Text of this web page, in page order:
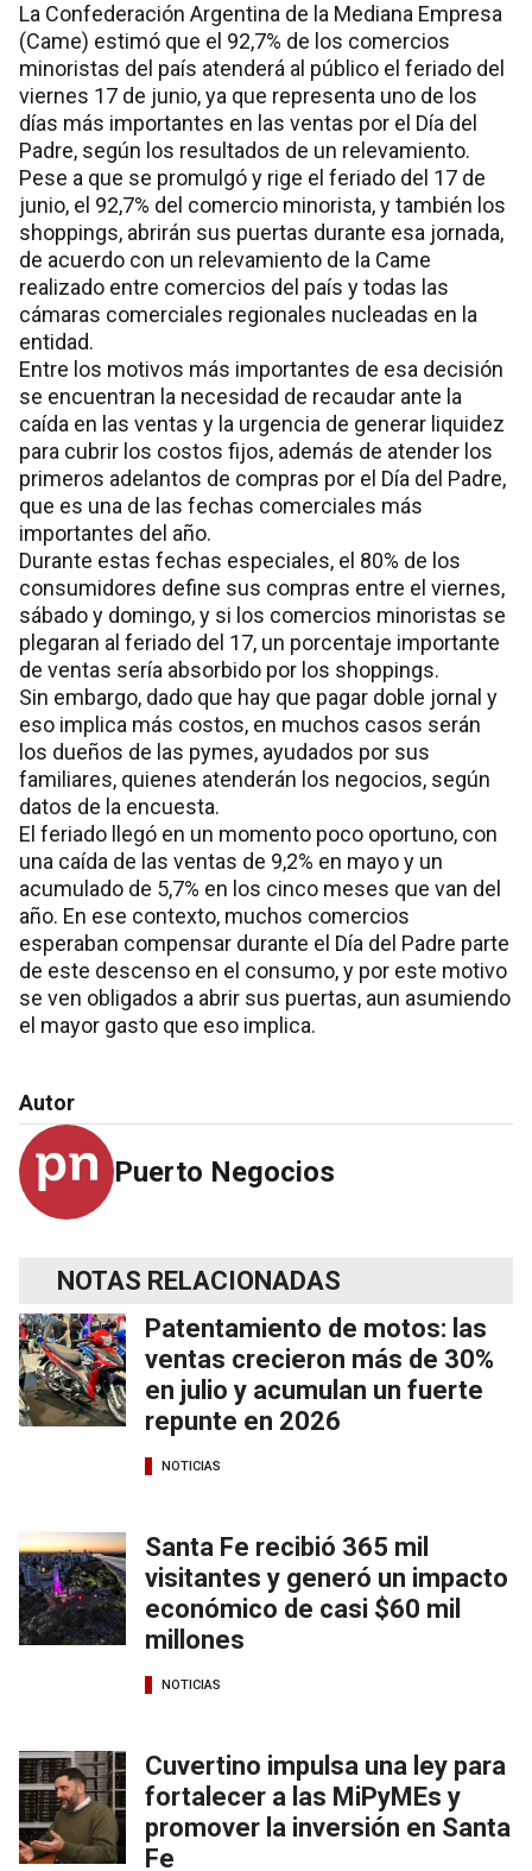
La Confederación Argentina de la Mediana Empresa
(Came) estimó que el 92,7% de los comercios
minoristas del país atenderá al público el feriado del
viernes 17 de junio, ya que representa uno de los
días más importantes en las ventas por el Día del
Padre, según los resultados de un relevamiento.
Pese a que se promulgó y rige el feriado del 17 de
junio, el 92,7% del comercio minorista, y también los
shoppings, abrirán sus puertas durante esa jornada,
de acuerdo con un relevamiento de la Came
realizado entre comercios del país y todas las
cámaras comerciales regionales nucleadas en la
entidad.
Entre los motivos más importantes de esa decisión
se encuentran la necesidad de recaudar ante la
caída en las ventas y la urgencia de generar liquidez
para cubrir los costos fijos, además de atender los
primeros adelantos de compras por el Día del Padre,
que es una de las fechas comerciales más
importantes del año.
Durante estas fechas especiales, el 80% de los
consumidores define sus compras entre el viernes,
sábado y domingo, y si los comercios minoristas se
plegaran al feriado del 17, un porcentaje importante
de ventas sería absorbido por los shoppings.
Sin embargo, dado que hay que pagar doble jornal y
eso implica más costos, en muchos casos serán
los dueños de las pymes, ayudados por sus
familiares, quienes atenderán los negocios, según
datos de la encuesta.
El feriado llegó en un momento poco oportuno, con
una caída de las ventas de 9,2% en mayo y un
acumulado de 5,7% en los cinco meses que van del
año. En ese contexto, muchos comercios
esperaban compensar durante el Día del Padre parte
de este descenso en el consumo, y por este motivo
se ven obligados a abrir sus puertas, aun asumiendo
el mayor gasto que eso implica.
Autor
Puerto Negocios
NOTAS RELACIONADAS
Patentamiento de motos: las
ventas crecieron más de 30%
en julio y acumulan un fuerte
repunte en 2026
NOTICIAS
Santa Fe recibió 365 mil
visitantes y generó un impacto
económico de casi $60 mil
millones
NOTICIAS
Cuvertino impulsa una ley para
fortalecer a las MiPyMEs y
promover la inversión en Santa
Fe